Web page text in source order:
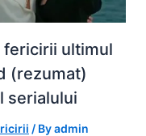
fericirii ultimul
(rezumat)
serialului
/ Byadmin